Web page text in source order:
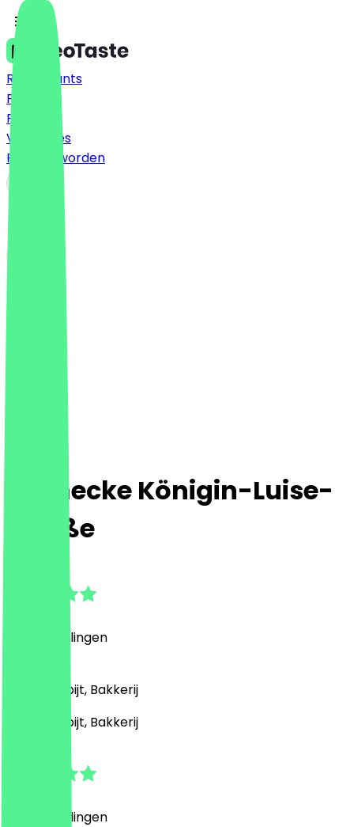
Restaurants
Prijzen
FAQ
Vacatures
Partner worden
Steinecke Königin-Luise-
Straße
Beoordelingen
Café, Ontbijt, Bakkerij
Café, Ontbijt, Bakkerij
Beoordelingen